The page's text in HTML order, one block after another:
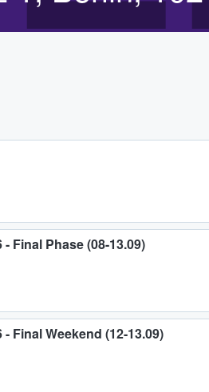
Final Phase (08-13.09)
Final Weekend (12-13.09)